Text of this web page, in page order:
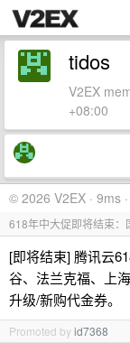
tidos
V2EX
+08:00
© 2026 V2EX · 9ms
618年中大促即将结束
[即将结束] 腾讯云
谷、法兰克福、上
升级/新购代金券。
Promoted byid7368